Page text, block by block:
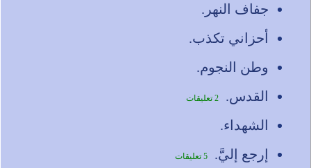
جفاف النهر.
أحزاني تكذب.
وطن النجوم.
القدس.
2 تعليقات
الشهداء.
إرجع إليَّ.
5 تعليقات